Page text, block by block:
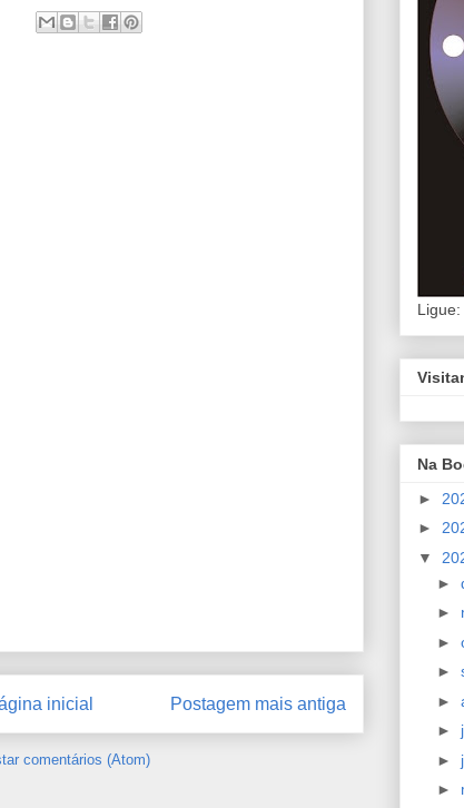
Postagem mais antiga
inicial
comentários (Atom)
Na
►
►
▼
►
►
►
►
►
►
►
►